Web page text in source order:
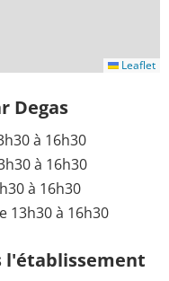
Leaflet
Degas
à 16h30
à 16h30
à 16h30
13h30 à 16h30
l'établissement